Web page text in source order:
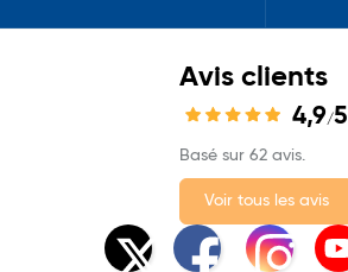
Avis clients
4,9/5
Basé sur 62 avis.
Voir tous les avis